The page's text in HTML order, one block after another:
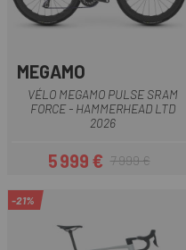
MEGAMO
VÉLO MEGAMO PULSE SRAM
FORCE - HAMMERHEAD LTD
2026
Prix
5 999 €Prix habituel
7 999 €
-21%